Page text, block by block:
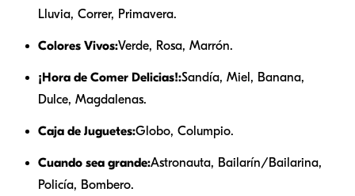
Lluvia, Correr, Primavera.
Colores Vivos:Verde, Rosa, Marrón.
¡Hora de Comer Delicias!:Sandía, Miel, Banana,
Dulce, Magdalenas.
Caja de Juguetes:Globo, Columpio.
Cuando sea grande:Astronauta, Bailarín/Bailarina,
Policía, Bombero.